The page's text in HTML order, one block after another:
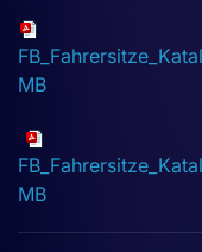
MB
MB